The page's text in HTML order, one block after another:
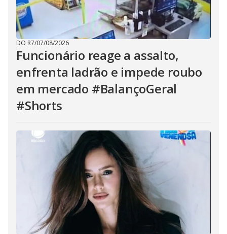
DO R7/07/08/2026
Funcionário reage a assalto,
enfrenta ladrão e impede roubo
em mercado #BalançoGeral
#Shorts